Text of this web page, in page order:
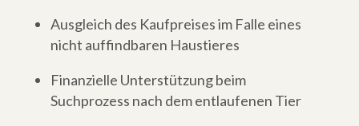
Ausgleich des Kaufpreises im Falle eines
nicht auffindbaren Haustieres
Finanzielle Unterstützung beim
Suchprozess nach dem entlaufenen Tier